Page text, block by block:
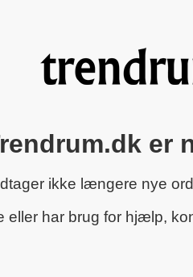
er
ikke længere nye
har brug for hjælp,